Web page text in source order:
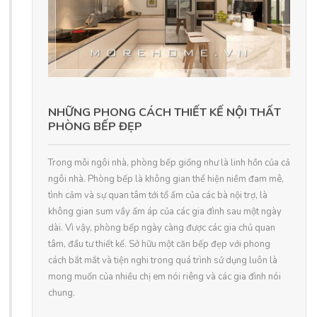
NHỮNG PHONG CÁCH THIẾT KẾ NỘI THẤT
PHÒNG BẾP ĐẸP
Trong mỗi ngôi nhà, phòng bếp giống như là linh hồn của cả
ngôi nhà. Phòng bếp là không gian thể hiện niềm đam mê,
tình cảm và sự quan tâm tới tổ ấm của các bà nội trợ, là
không gian sum vầy ấm áp của các gia đình sau một ngày
dài. Vì vậy, phòng bếp ngày càng được các gia chủ quan
tâm, đầu tư thiết kế. Sở hữu một căn bếp đẹp với phong
cách bắt mắt và tiện nghi trong quá trình sử dụng luôn là
mong muốn của nhiều chị em nói riêng và các gia đình nói
chung.